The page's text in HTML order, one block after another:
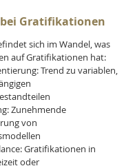
Gratifikationen
sich im Wandel, was
auf Gratifikationen hat:
Trend zu variablen,
Zunehmende
von
Gratifikationen in
oder